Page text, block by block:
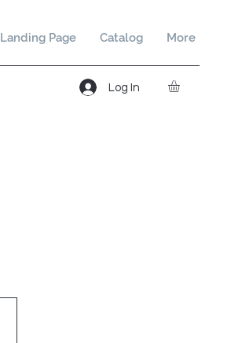
Landing Page Catalog More
Log In